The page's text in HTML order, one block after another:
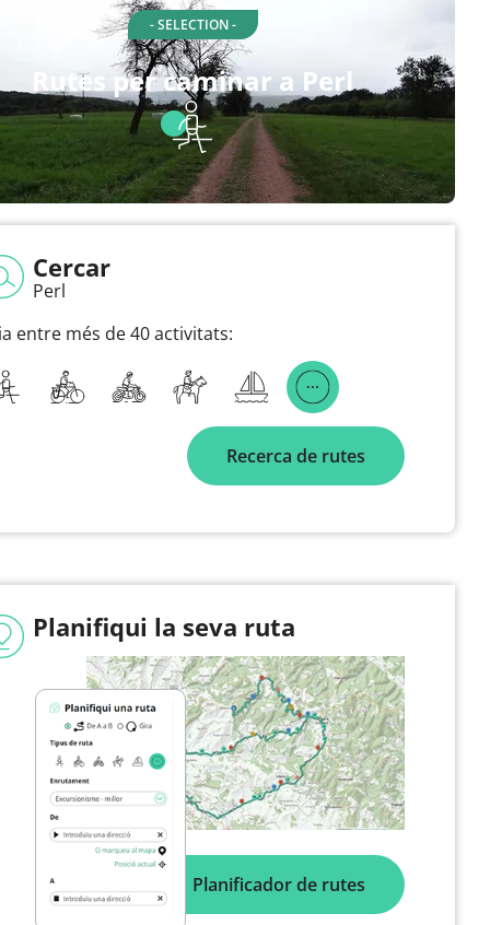
- SELECTION -
Rutes per caminar a Perl
Cercar
Perl
entre més de 40 activitats:
Recerca de rutes
Planifiqui la seva ruta
Planificador de rutes